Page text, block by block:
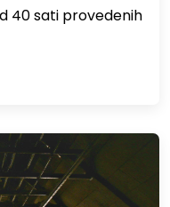
40 sati provedenih